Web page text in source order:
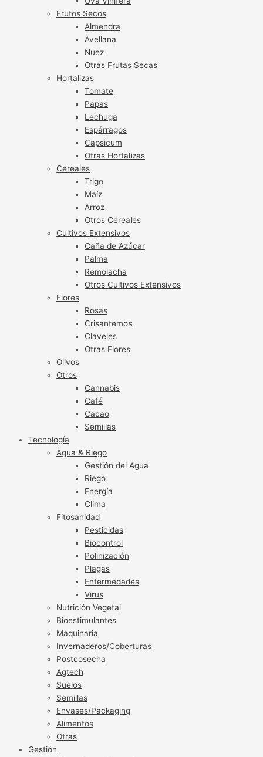
Frutos Secos
Almendra
Avellana
Nuez
Otras Frutas Secas
Hortalizas
Tomate
Papas
Lechuga
Espárragos
Capsicum
Otras Hortalizas
Cereales
Trigo
Maíz
Arroz
Otros Cereales
Cultivos Extensivos
Caña de Azúcar
Palma
Remolacha
Otros Cultivos Extensivos
Flores
Rosas
Crisantemos
Claveles
Otras Flores
Olivos
Otros
Cannabis
Café
Cacao
Semillas
Tecnología
Agua & Riego
Gestión del Agua
Riego
Energía
Clima
Fitosanidad
Pesticidas
Biocontrol
Polinización
Plagas
Enfermedades
Virus
Nutrición Vegetal
Bioestimulantes
Maquinaria
Invernaderos/Coberturas
Postcosecha
Agtech
Suelos
Semillas
Envases/Packaging
Alimentos
Otras
Gestión